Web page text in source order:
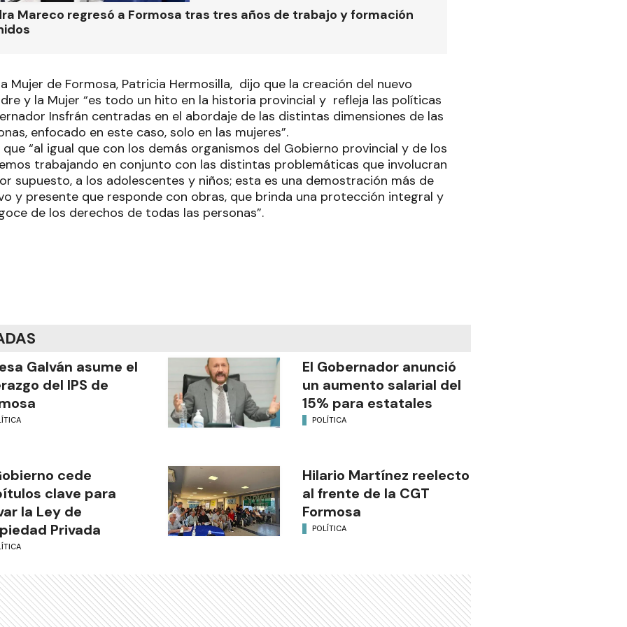
Mareco regresó a Formosa tras tres años de trabajo y formación
Mujer de Formosa, Patricia Hermosilla, dijo que la creación del nuevo
y la Mujer “es todo un hito en la historia provincial y refleja las políticas
Insfrán centradas en el abordaje de las distintas dimensiones de las
enfocado en este caso, solo en las mujeres”.
“al igual que con los demás organismos del Gobierno provincial y de los
trabajando en conjunto con las distintas problemáticas que involucran
supuesto, a los adolescentes y niños; esta es una demostración más de
y presente que responde con obras, que brinda una protección integral y
de los derechos de todas las personas”.
Galván asume el
del IPS de
El Gobernador anunció
un aumento salarial del
15% para estatales
POLÍTICA
cede
clave para
la Ley de
Privada
Hilario Martínez reelecto
al frente de la CGT
Formosa
POLÍTICA